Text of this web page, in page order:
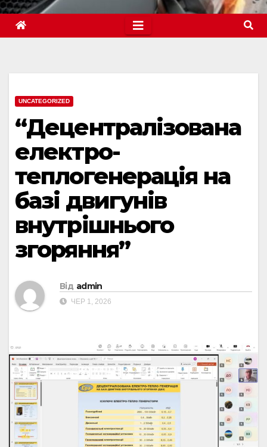
UNCATEGORIZED
“Децентралізована
електро-
теплогенерація на
базі двигунів
внутрішнього
згоряння”
Від admin
ЧЕР 1, 2026